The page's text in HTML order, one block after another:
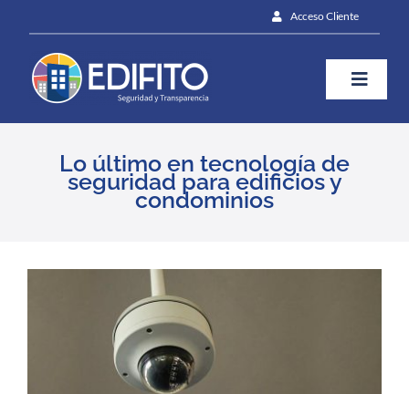
content
Acceso Cliente
Toggle
Blog
Lo último en tecnología de
seguridad para edificios y
condominios